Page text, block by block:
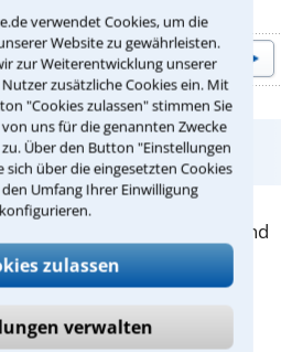
verwendet Cookies, um die
Website zu gewährleisten.
zur Weiterentwicklung unserer
zusätzliche Cookies ein. Mit
"Cookies zulassen" stimmen Sie
uns für die genannten Zwecke
Über den Button "Einstellungen
über die eingesetzten Cookies
Umfang Ihrer Einwilligung
konfigurieren.
zulassen
verwalten
nach einem Anwalt für
Angelegenheit im Unrecht und
hat man die Möglichkeit,
Typische
vom Sinn und Unsinn
(Kaufvertrag,